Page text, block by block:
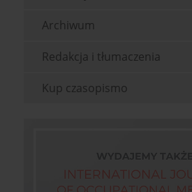
Archiwum
Redakcja i tłumaczenia
Kup czasopismo